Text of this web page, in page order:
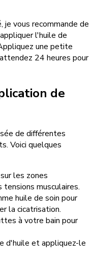
vous recommande de
l'huile de
une petite
24 heures pour
de
de différentes
Voici quelques
les zones
musculaires.
huile de soin pour
la cicatrisation.
à votre bain pour
d'huile et appliquez-le